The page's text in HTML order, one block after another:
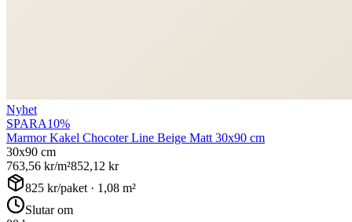
Nyhet
SPARA10%
Marmor Kakel Chocoter Line Beige Matt 30x90 cm
30x90 cm
763,56 kr/m²852,12 kr
825 kr/paket · 1,08 m²
Slutar om